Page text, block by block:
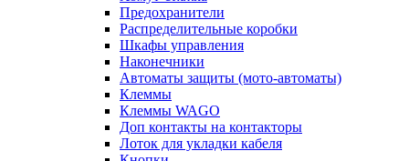
Предохранители
Распределительные коробки
Шкафы управления
Наконечники
Автоматы защиты (мото-автоматы)
Клеммы
Клеммы WAGO
Доп контакты на контакторы
Лоток для укладки кабеля